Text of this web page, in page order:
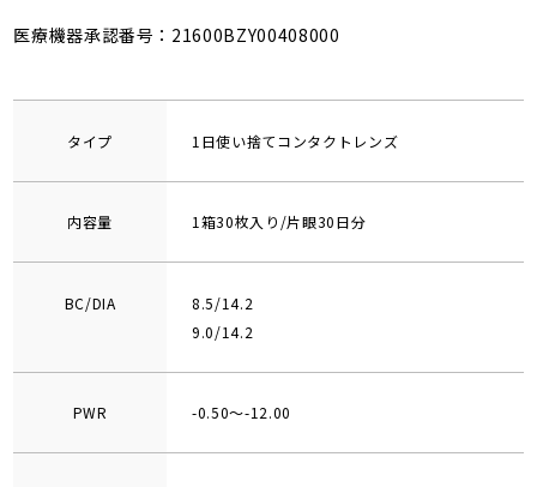
医療機器承認番号：21600BZY00408000
タイプ 1日使い捨てコンタクトレンズ
内容量 1箱30枚入り/片眼30日分
BC/DIA
8.5/14.2
9.0/14.2
PWR -0.50～-12.00